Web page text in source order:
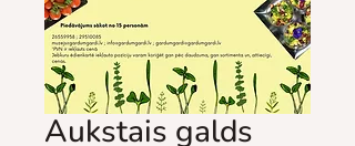
Aukstais galds